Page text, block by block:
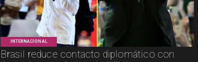
INTERNACIONAL
Brasil reduce contacto diplomático con